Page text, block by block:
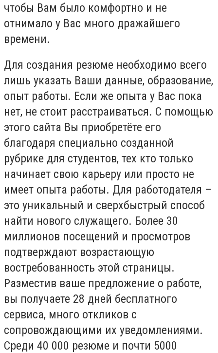
чтобы Вам было комфортно и не
отнимало у Вас много дражайшего
времени.
Для создания резюме необходимо всего
лишь указать Ваши данные, образование,
опыт работы. Если же опыта у Вас пока
нет, не стоит расстраиваться. С помощью
этого сайта Вы приобретёте его
благодаря специально созданной
рубрике для студентов, тех кто только
начинает свою карьеру или просто не
имеет опыта работы. Для работодателя –
это уникальный и сверхбыстрый способ
найти нового служащего. Более 30
миллионов посещений и просмотров
подтверждают возрастающую
востребованность этой страницы.
Разместив ваше предложение о работе,
вы получаете 28 дней бесплатного
сервиса, много откликов с
сопровождающими их уведомлениями.
Среди 40 000 резюме и почти 5000